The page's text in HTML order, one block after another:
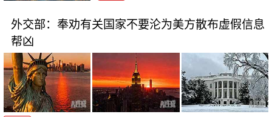
外交部：奉劝有关国家不要沦为美方散布虚假信息
帮凶